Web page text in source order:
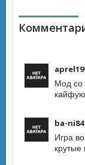
Мод со
ba-ni84
Игра
крутые